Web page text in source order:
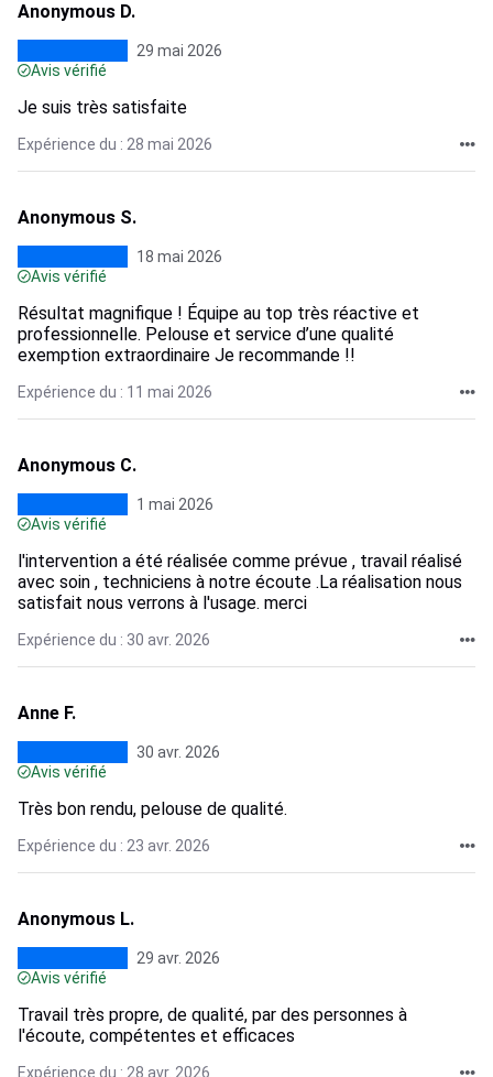
Anonymous D.
29 mai 2026
Avis vérifié
Je suis très satisfaite
Expérience du : 28 mai 2026
Anonymous S.
18 mai 2026
Avis vérifié
Résultat magnifique ! Équipe au top très réactive et
professionnelle. Pelouse et service d’une qualité
exemption extraordinaire Je recommande !!
Expérience du : 11 mai 2026
Anonymous C.
1 mai 2026
Avis vérifié
l'intervention a été réalisée comme prévue , travail réalisé
avec soin , techniciens à notre écoute .La réalisation nous
satisfait nous verrons à l'usage. merci
Expérience du : 30 avr. 2026
Anne F.
30 avr. 2026
Avis vérifié
Très bon rendu, pelouse de qualité.
Expérience du : 23 avr. 2026
Anonymous L.
29 avr. 2026
Avis vérifié
Travail très propre, de qualité, par des personnes à
l'écoute, compétentes et efficaces
Expérience du : 28 avr. 2026